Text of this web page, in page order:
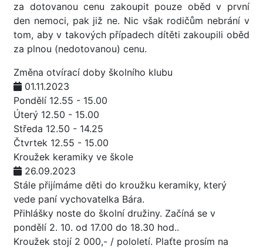
za dotovanou cenu zakoupit pouze oběd v první
den nemoci, pak již ne. Nic však rodičům nebrání v
tom, aby v takových případech dítěti zakoupili oběd
za plnou (nedotovanou) cenu.
Změna otvírací doby školního klubu
01.11.2023
Pondělí 12.55 - 15.00
Úterý 12.50 - 15.00
Středa 12.50 - 14.25
Čtvrtek 12.55 - 15.00
Kroužek keramiky ve škole
26.09.2023
Stále přijímáme děti do kroužku keramiky, který
vede paní vychovatelka Bára.
Přihlášky noste do školní družiny. Začíná se v
pondělí 2. 10. od 17.00 do 18.30 hod..
Kroužek stojí 2 000,- / pololetí. Plaťte prosím na